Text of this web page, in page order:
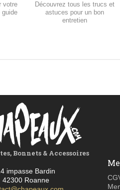
votre
Découvrez tous les trucs et
astuces pour un bon
entretien
Bonnets & Accessoires
impasse Bardin
42300 Roanne